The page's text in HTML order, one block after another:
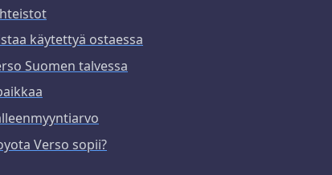
käytettyä ostaessa
Suomen talvessa
Verso sopii?